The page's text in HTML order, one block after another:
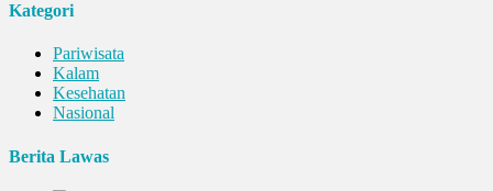
Kategori
Pariwisata
Kalam
Kesehatan
Nasional
Berita Lawas